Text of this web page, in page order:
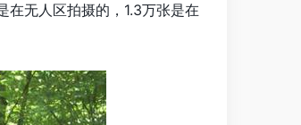
无人区拍摄的，1.3万张是在